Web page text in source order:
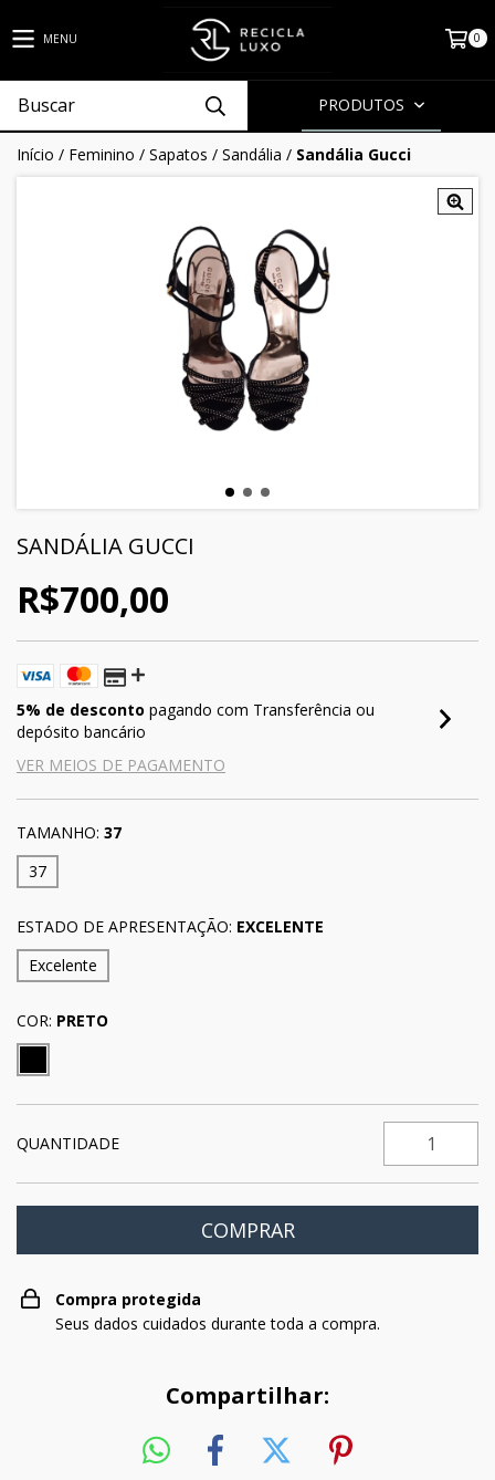
MENU 0
PRODUTOS
Início / Feminino / Sapatos / Sandália / Sandália Gucci
SANDÁLIA GUCCI
R$700,00
5% de desconto pagando com Transferência ou
depósito bancário
VER MEIOS DE PAGAMENTO
TAMANHO: 37
37
ESTADO DE APRESENTAÇÃO: EXCELENTE
Excelente
COR: PRETO
QUANTIDADE
Compra protegida
Seus dados cuidados durante toda a compra.
Compartilhar: